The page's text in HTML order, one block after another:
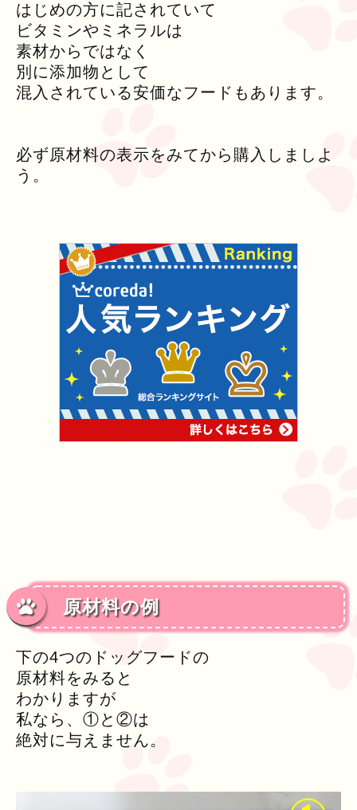
はじめの方に記されていて
ビタミンやミネラルは
素材からではなく
別に添加物として
混入されている安価なフードもあります。
必ず原材料の表示をみてから購入しましよ
う。
原材料の例
下の4つのドッグフードの
原材料をみると
わかりますが
私なら、①と②は
絶対に与えません。